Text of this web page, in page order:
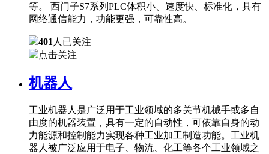
等。 西门子S7系列PLC体积小、速度快、标准化，具有
网络通信能力，功能更强，可靠性高。
401 人已关注
点击关注
机器人
工业机器人是广泛用于工业领域的多关节机械手或多自
由度的机器装置，具有一定的自动性，可依靠自身的动
力能源和控制能力实现各种工业加工制造功能。工业机
器人被广泛应用于电子、物流、化工等各个工业领域之